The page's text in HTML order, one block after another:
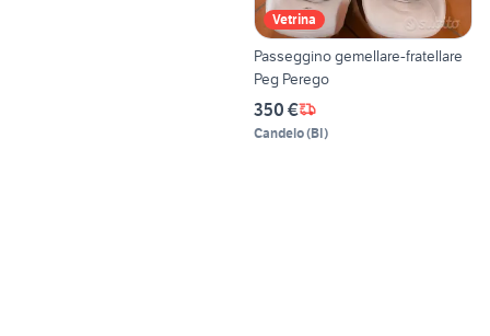
Vetrina
Passeggino gemellare-fratellare
Peg Perego
350 €
Candelo(BI)